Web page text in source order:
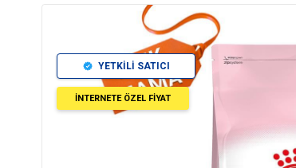
YETKİLİ SATICI
İNTERNETE ÖZEL FİYAT